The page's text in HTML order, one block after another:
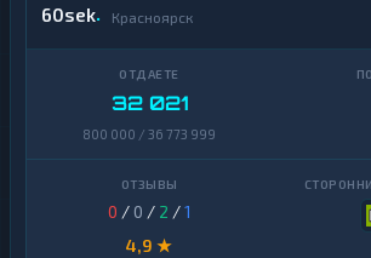
60sek Красноярск
32 021
800 000 / 36 773 999
0 / 0 / 2 /1
4,9 ★